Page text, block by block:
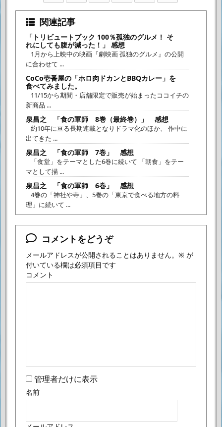
関連記事
「トリビュートブック 100％孤独のグルメ！ そ
れにしても腹が減った！」 感想
1月から上映中の映画『劇映画 孤独のグルメ』の公開
に合わせて ...
CoCo壱番屋の「ホロ肉ドカンとBBQカレー」を
食べてみました。
11/15から期間・店舗限定で販売が始まったココイチの
新商品 ...
泉昌之 「食の軍師 8巻（最終巻）」 感想
約10年に亘る長期連載となりドラマ化のほか、 作中に
出てきた ...
泉昌之 「食の軍師 7巻」 感想
「食堂」をテーマとした6巻に続いて 「朝食」をテー
マとして描 ...
泉昌之 「食の軍師 6巻」 感想
4巻の「神社や寺」、5巻の「東京で食べる地方の料
理」に続いて ...
コメントをどうぞ
メールアドレスが公開されることはありません。 ※ が
付いている欄は必須項目です
コメント
管理者だけに表示
名前